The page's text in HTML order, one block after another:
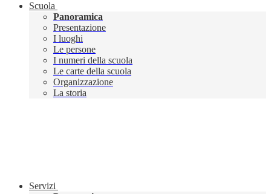
Scuola
Panoramica
Presentazione
I luoghi
Le persone
I numeri della scuola
Le carte della scuola
Organizzazione
La storia
Servizi